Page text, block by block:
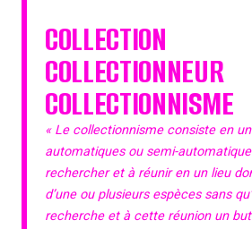
COLLECTION
COLLECTIONNEUR
COLLECTIONNISME
« Le collectionnisme consiste en
automatiques ou semi-
rechercher et à réunir en un lieu
d’une ou plusieurs espèces sans
recherche et à cette réunion un